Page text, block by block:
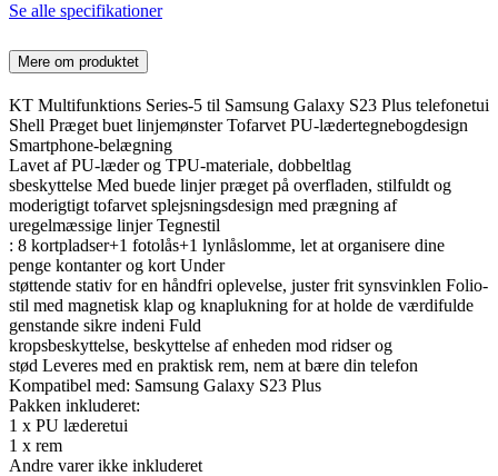
Se alle specifikationer
Mere om produktet
KT Multifunktions Series-5 til Samsung Galaxy S23 Plus telefonetui
Shell Præget buet linjemønster Tofarvet PU-lædertegnebogdesign
Smartphone-belægning
Lavet af PU-læder og TPU-materiale, dobbeltlag
sbeskyttelse Med buede linjer præget på overfladen, stilfuldt og
moderigtigt tofarvet splejsningsdesign med prægning af
uregelmæssige linjer Tegnestil
: 8 kortpladser+1 fotolås+1 lynlåslomme, let at organisere dine
penge kontanter og kort Under
støttende stativ for en håndfri oplevelse, juster frit synsvinklen Folio-
stil med magnetisk klap og knaplukning for at holde de værdifulde
genstande sikre indeni Fuld
kropsbeskyttelse, beskyttelse af enheden mod ridser og
stød Leveres med en praktisk rem, nem at bære din telefon
Kompatibel med: Samsung Galaxy S23 Plus
Pakken inkluderet:
1 x PU læderetui
1 x rem
Andre varer ikke inkluderet